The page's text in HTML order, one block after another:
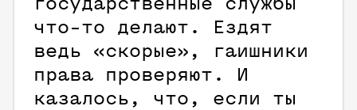
что-то делают. Ездят
ведь «скорые», гаишники
права проверяют. И
казалось, что, если ты